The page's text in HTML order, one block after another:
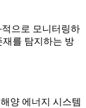
으로 모니터링하
재를 탐지하는 방
양 에너지 시스템